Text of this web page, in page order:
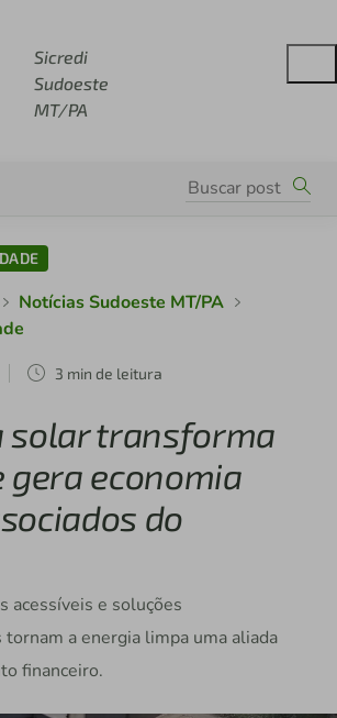
Sicredi
Sudoeste
MT/PA
Notícias Sudoeste MT/PA
3 min de leitura
solar transforma
gera economia
do
acessíveis e soluções
tornam a energia limpa uma aliada
financeiro.